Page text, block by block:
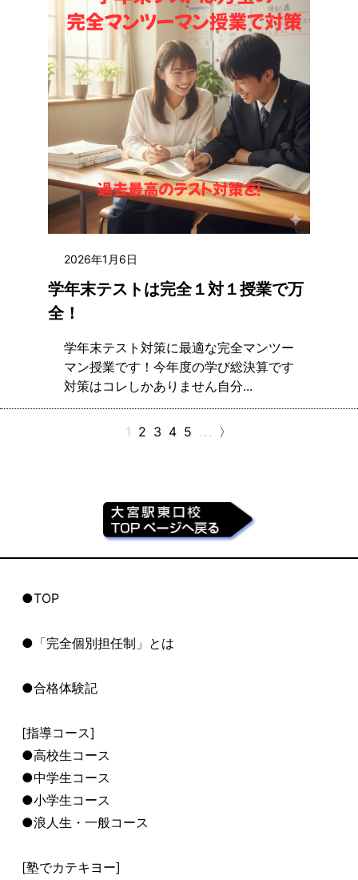
2026年1月6日
学年末テストは完全１対１授業で万
全！
学年末テスト対策に最適な完全マンツー
マン授業です！今年度の学び総決算です
対策はコレしかありません自分...
1 2 3 4 5 ... 〉
●TOP
●「完全個別担任制」とは
●合格体験記
[指導コース]
●高校生コース
●中学生コース
●小学生コース
●浪人生・一般コース
[塾でカテキヨー]